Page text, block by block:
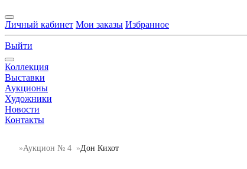
Личный кабинет Мои заказы Избранное
Выйти
Коллекция
Выставки
Аукционы
Художники
Новости
Контакты
Аукцион № 4 Дон Кихот